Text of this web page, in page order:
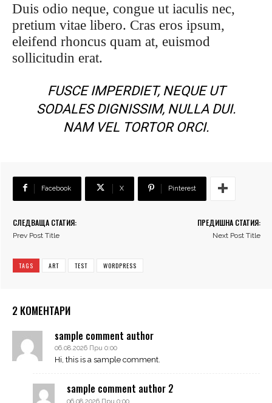
Duis odio neque, congue ut iaculis nec,
pretium vitae libero. Cras eros ipsum,
eleifend rhoncus quam at, euismod
sollicitudin erat.
FUSCE IMPERDIET, NEQUE UT
SODALES DIGNISSIM, NULLA DUI.
NAM VEL TORTOR ORCI.
Facebook X Pinterest
СЛЕДВАЩА СТАТИЯ:
Prev Post Title
ПРЕДИШНА СТАТИЯ:
Next Post Title
TAGS ART TEST WORDPRESS
2 КОМЕНТАРИ
sample comment author
06.08.2026 При 0:00
Hi, this is a sample comment.
sample comment author 2
06.08.2026 При 0:00